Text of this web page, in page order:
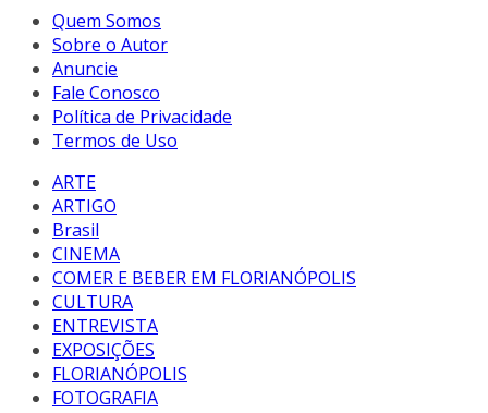
Quem Somos
Sobre o Autor
Anuncie
Fale Conosco
Política de Privacidade
Termos de Uso
ARTE
ARTIGO
Brasil
CINEMA
COMER E BEBER EM FLORIANÓPOLIS
CULTURA
ENTREVISTA
EXPOSIÇÕES
FLORIANÓPOLIS
FOTOGRAFIA